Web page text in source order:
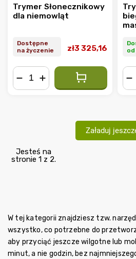
Trymer Słonecznikowy
dla niemowląt
Dostępne
na życzenie
zł3 325,16
od
Załaduj
Jesteś na
stronie 1 z 2.
W tej kategorii znajdziesz tzw.
wszystko, co potrzebne do
aby przyciąć jeszcze wilgotne lub
minut, a nie godzin, bez